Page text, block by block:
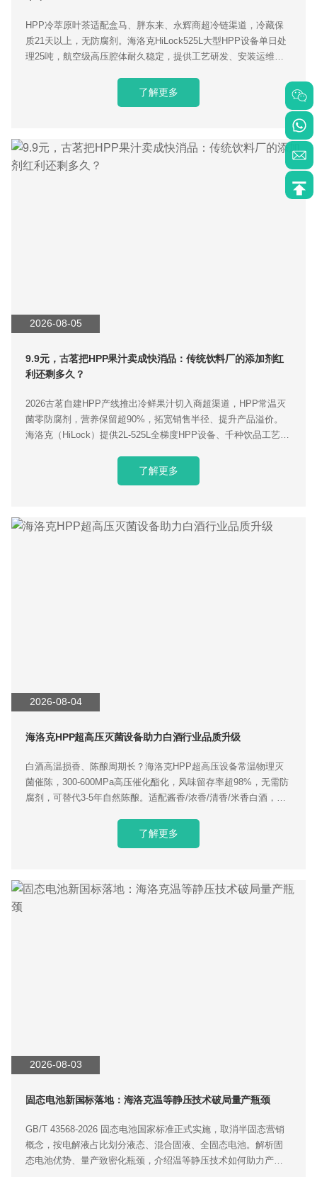
HPP冷萃原叶茶适配盒马、胖东来、永辉商超冷链渠道，冷藏保
质21天以上，无防腐剂。海洛克HiLock525L大型HPP设备单日处
理25吨，航空级高压腔体耐久稳定，提供工艺研发、安装运维交
了解更多
2026-08-05
9.9元，古茗把HPP果汁卖成快消品：传统饮料厂的添加剂红
利还剩多久？
2026古茗自建HPP产线推出冷鲜果汁切入商超渠道，HPP常温灭
菌零防腐剂，营养保留超90%，拓宽销售半径、提升产品溢价。
海洛克（HiLock）提供2L-525L全梯度HPP设备、千种饮品工艺库
了解更多
2026-08-04
海洛克HPP超高压灭菌设备助力白酒行业品质升级
白酒高温损香、陈酿周期长？海洛克HPP超高压设备常温物理灭
菌催陈，300-600MPa高压催化酯化，风味留存率超98%，无需防
腐剂，可替代3-5年自然陈酿。适配酱香/浓香/清香/米香白酒，单
了解更多
2026-08-03
固态电池新国标落地：海洛克温等静压技术破局量产瓶颈
GB/T 43568‑2026 固态电池国家标准正式实施，取消半固态营销
概念，按电解液占比划分液态、混合固液、全固态电池。解析固
态电池优势、量产致密化瓶颈，介绍温等静压技术如何助力产业